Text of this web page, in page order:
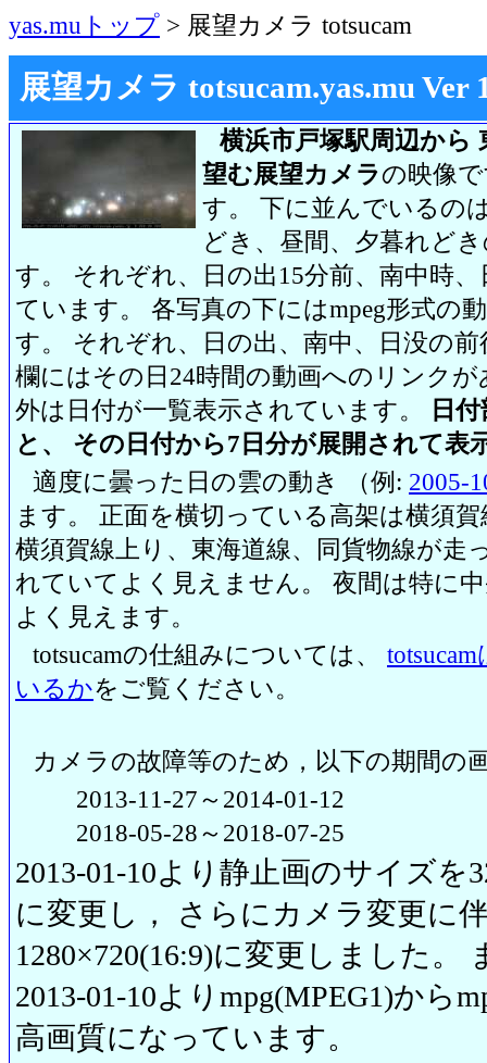
yas.muトップ > 展望カメラ totsucam
展望カメラ totsucam.yas.mu Ver
横浜市戸塚駅周辺から
望む展望カメラの映像
す。 下に並んでいるの
どき、昼間、夕暮れど
す。 それぞれ、日の出15分前、南中時
ています。 各写真の下にはmpeg形式の
す。 それぞれ、日の出、南中、日没の
欄にはその日24時間の動画へのリンク
外は日付が一覧表示されています。
日
と、 その日付から7日分が展開されて表
適度に曇った日の雲の動き （例: 2005-
ます。 正面を横切っている高架は横須
横須賀線上り、東海道線、同貨物線が走
れていてよく見えません。 夜間は特に
よく見えます。
totsucamの仕組みについては、
いるかをご覧ください。
カメラの故障等のため，以下の期間の
2013-11-27～2014-01-12
2018-05-28～2018-07-25
2013-01-10より静止画のサイズを
に変更し， さらにカメラ変更に
1280×720(16:9)に変更しました。
2013-01-10よりmpg(MPEG1)から
高画質になっています。